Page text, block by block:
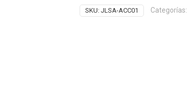
SKU: JLSA-ACC01